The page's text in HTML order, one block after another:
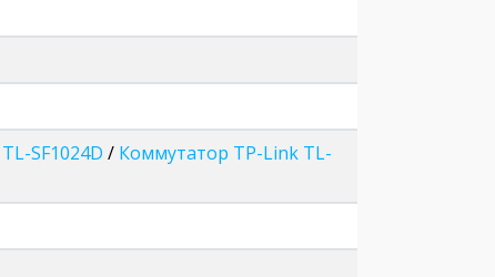
SF1024D / Коммутатор TP-Link TL-